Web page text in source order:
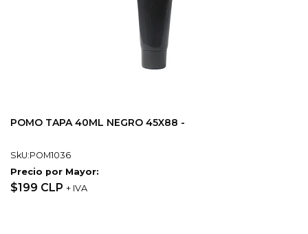
POMO TAPA 40ML NEGRO 45X88 -
SkU:POM1036
Precio por Mayor:
$199 CLP + IVA